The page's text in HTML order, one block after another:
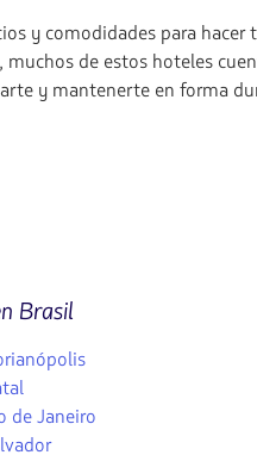
y comodidades para
de estos hoteles
y mantenerte en forma
Brasil
de Janeiro